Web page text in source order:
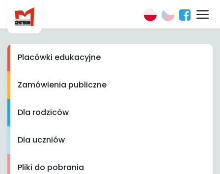
Placówki edukacyjne
Zamówienia publiczne
Dla rodziców
Dla uczniów
Pliki do pobrania